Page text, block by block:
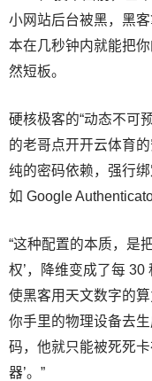
小网站后台被黑，黑
本在几秒钟内就能把
然短板。
硬核极客的“动态不可
的老哥点开开云体育
纯的密码依赖，强行
如 Google
“这种配置的本质，是
权’，降维变成了每 30
使黑客用天文数字的
你手里的物理设备去
码，他就只能被死死
器’。”